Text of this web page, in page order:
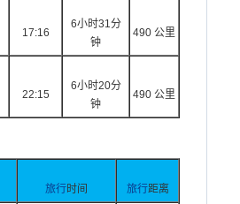
17:16
6小时31分
钟
490 公里
22:15
6小时20分
钟
490 公里
旅行时间 旅行距离